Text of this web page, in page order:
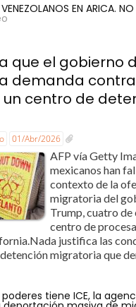
EN ARICA. NO
que el gobierno
demanda contra
centro de
01/Abr/2026
AFP vía Getty
mexicanos han
contexto de la
migratoria del
Trump, cuatro de
centro de
justifica las
migratoria que
tiene ICE, la